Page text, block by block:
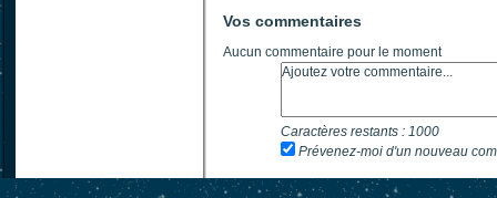
Vos commentaires
Aucun commentaire pour le moment
Caractères restants : 1000
Prévenez-moi d'un nouveau